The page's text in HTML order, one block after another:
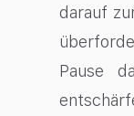
darauf
Pause